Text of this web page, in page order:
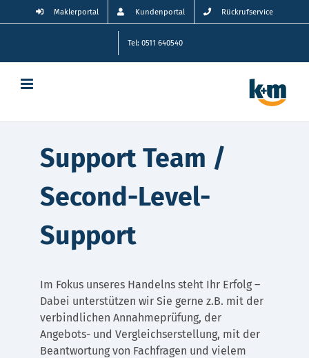
Inhalt
Maklerportal Kundenportal Rückrufservice
Tel: 0511 640540
Support Team /
Second-Level-
Support
Im Fokus unseres Handelns steht Ihr Erfolg –
Dabei unterstützen wir Sie gerne z.B. mit der
verbindlichen Annahmeprüfung, der
Angebots- und Vergleichserstellung, mit der
Beantwortung von Fachfragen und vielem